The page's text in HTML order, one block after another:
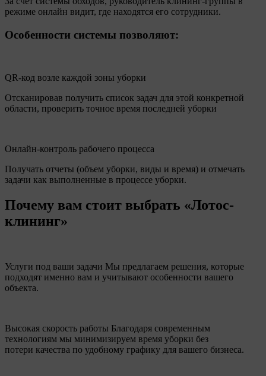
режиме онлайн видит, где находятся его сотрудники.
Особенности системы позволяют:
QR-код возле каждой зоны уборки
Отсканировав получить список задач для этой конкретной
области, проверить точное время последней уборки
Онлайн-контроль рабочего процесса
Получать отчеты (объем уборки, виды и время) и отмечать
задачи как выполненные в процессе уборки.
Почему вам стоит выбрать «Лотос-
клининг»
Услуги под ваши задачи Мы предлагаем решения, которые
подходят именно вам и учитывают особенности вашего
объекта.
Высокая скорость работы Благодаря современным
технологиям мы минимизируем время уборки без
потери качества по удобному графику для вашего бизнеса.